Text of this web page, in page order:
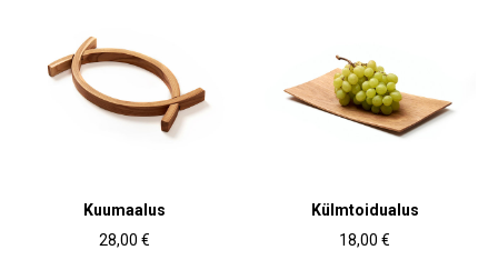
Kuumaalus
28,00 €
Külmtoidualus
18,00 €